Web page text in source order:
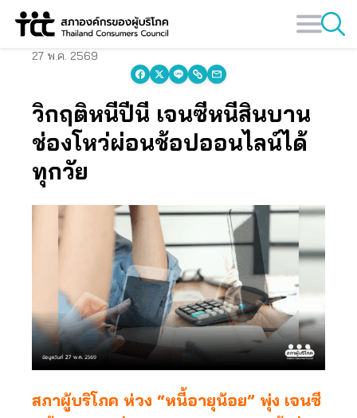
Skip
27 พ.ค. 2569
วิกฤติหนี้ปีนี้ เจนซีหนี้สินบาน
ช่องโหว่ผ่อนช้อปออนไลน์ได้
ทุกวัย
สภาผู้บริโภค ห่วง “หนี้อายุน้อย” พุ่ง เจนซี